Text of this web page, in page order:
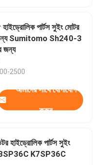
পার্টস সুইং মোটর
Sumitomo Sh240-3
জন্য
2500
আমাদের সাথে যোগাযোগ
করুন
হাইড্রোলিক পার্টস সুইং
K7SP36C